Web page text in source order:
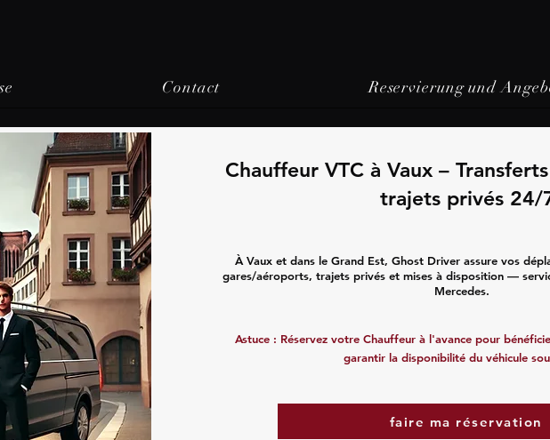
Contact Reservierung und
Chauffeur VTC à Vaux –
trajets privés 24/
À Vaux et dans le Grand Est, Ghost Driver assure vos
gares/aéroports, trajets privés et mises à disposition —
Mercedes.
Astuce : Réservez votre Chauffeur à l'avance pour
garantir la disponibilité du véhicule
faire ma réservation